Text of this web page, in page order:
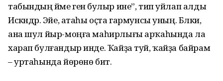
табындың йәме генә булыр ине”, тип уйлап алды
Искәндәр. Эйе, атаһы оҫта гармунсы уның. Бәлки,
ана шул йыр-моңға маһирлығы арҡаһында ла
харап булғандыр инде. Ҡайҙа туй, ҡайҙа байрам
– уртаһында йөрөнө бит.